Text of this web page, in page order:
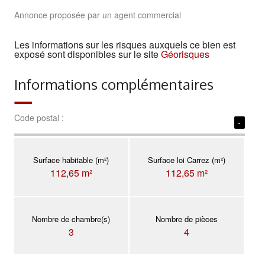
Annonce proposée par un agent commercial
Les informations sur les risques auxquels ce bien est
exposé sont disponibles sur le siteGéorisques
Informations complémentaires
Code postal : -
Surface habitable (m²)
112,65 m²
Surface loi Carrez (m²)
112,65 m²
Nombre de chambre(s)
3
Nombre de pièces
4